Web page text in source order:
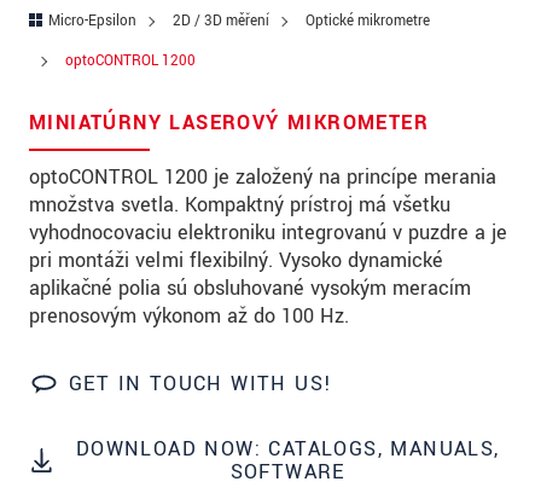
Micro-Epsilon 2D / 3D měření
Optické mikrometre
optoCONTROL 1200
MINIATÚRNY LASEROVÝ MIKROMETER
optoCONTROL 1200 je založený na princípe merania
množstva svetla. Kompaktný prístroj má všetku
vyhodnocovaciu elektroniku integrovanú v puzdre a je
pri montáži veľmi flexibilný. Vysoko dynamické
aplikačné polia sú obsluhované vysokým meracím
prenosovým výkonom až do 100 Hz.
GET IN TOUCH WITH US!
DOWNLOAD NOW: CATALOGS, MANUALS,
SOFTWARE
PSČ
Mesto*
Krajina*
Telefon
E-Mail*
Vaša správa *
Please keep me informed about product